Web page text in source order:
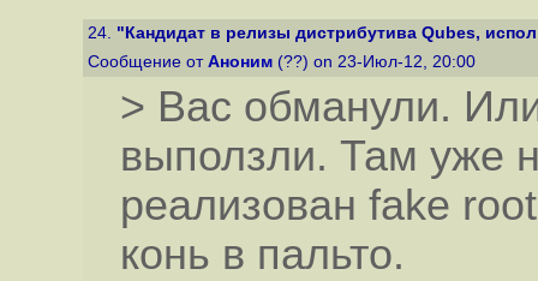
24. "Кандидат в релизы дистрибутива Qubes,
Сообщение от Аноним (??) on 23-Июл-12, 20:00
> Вас обманули.
выползли. Там уже
реализован fake
конь в пальто.